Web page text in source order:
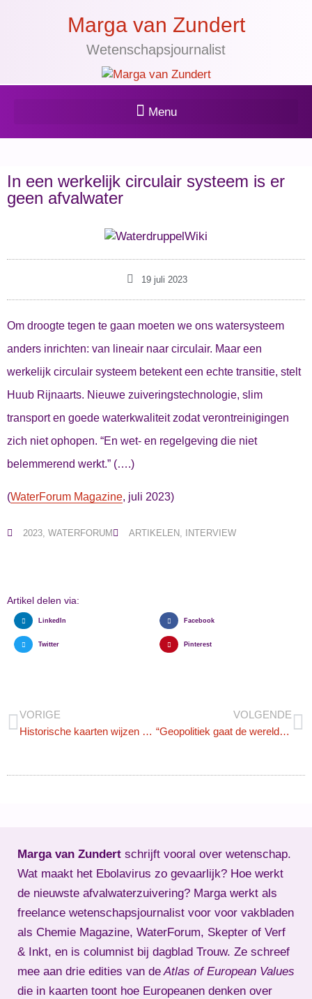
Marga van Zundert
Wetenschapsjournalist
In een werkelijk circulair systeem is er
geen afvalwater
19 juli 2023
Om droogte tegen te gaan moeten we ons watersysteem
anders inrichten: van lineair naar circulair. Maar een
werkelijk circulair systeem betekent een echte transitie, stelt
Huub Rijnaarts. Nieuwe zuiveringstechnologie, slim
transport en goede waterkwaliteit zodat verontreinigingen
zich niet ophopen. “En wet- en regelgeving die niet
belemmerend werkt.” (….)
(WaterForum Magazine, juli 2023)
2023, WATERFORUM ARTIKELEN, INTERVIEW
Artikel delen via:
LinkedIn Facebook
Twitter Pinterest
VORIGE
Historische kaarten wijzen ook nu de weg
VOLGENDE
“Geopolitiek gaat de wereldeconomie domineren”
Marga van Zundert schrijft vooral over wetenschap.
Wat maakt het Ebolavirus zo gevaarlijk? Hoe werkt
de nieuwste afvalwaterzuivering? Marga werkt als
freelance wetenschapsjournalist voor voor vakbladen
als Chemie Magazine, WaterForum, Skepter of Verf
& Inkt, en is columnist bij dagblad Trouw. Ze schreef
mee aan drie edities van deAtlas of European Values
die in kaarten toont hoe Europeanen denken over